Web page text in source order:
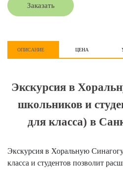
Заказать
ОПИСАНИЕ ЦЕНА
Экскурсия в
школьников и
для класса) в
Экскурсия в Хоральную
класса и студентов позволит